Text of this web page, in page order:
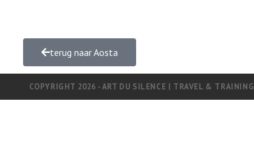
terug naar Aosta
COPYRIGHT 2026 - ART DU SILENCE | TRAVEL & TRAINING